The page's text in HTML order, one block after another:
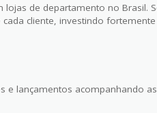
de departamento no Brasil.
cliente, investindo fortemente
e lançamentos acompanhando as